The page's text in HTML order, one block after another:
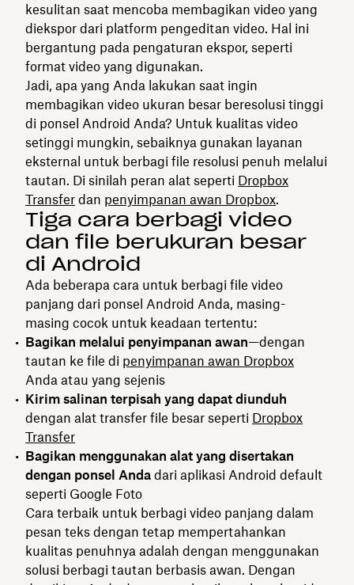
kesulitan saat mencoba membagikan video yang
diekspor dari platform pengeditan video. Hal ini
bergantung pada pengaturan ekspor, seperti
format video yang digunakan.
Jadi, apa yang Anda lakukan saat ingin
membagikan video ukuran besar beresolusi tinggi
di ponsel Android Anda? Untuk kualitas video
setinggi mungkin, sebaiknya gunakan layanan
eksternal untuk berbagi file resolusi penuh melalui
tautan. Di sinilah peran alat seperti Dropbox
Transfer dan penyimpanan awan Dropbox.
Tiga cara berbagi video
dan file berukuran besar
di Android
Ada beberapa cara untuk berbagi file video
panjang dari ponsel Android Anda, masing-
masing cocok untuk keadaan tertentu:
Bagikan melalui penyimpanan awan—dengan
tautan ke file di penyimpanan awan Dropbox
Anda atau yang sejenis
Kirim salinan terpisah yang dapat diunduh
dengan alat transfer file besar seperti Dropbox
Transfer
Bagikan menggunakan alat yang disertakan
dengan ponsel Anda dari aplikasi Android default
seperti Google Foto
Cara terbaik untuk berbagi video panjang dalam
pesan teks dengan tetap mempertahankan
kualitas penuhnya adalah dengan menggunakan
solusi berbagi tautan berbasis awan. Dengan